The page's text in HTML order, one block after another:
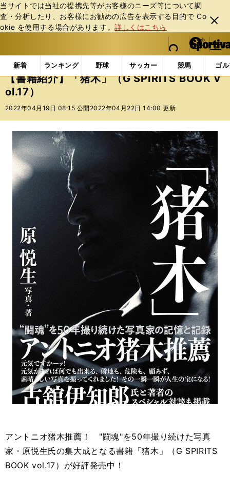
当サイトでは当社の提携先等がお客様のニーズ等について調
査・分析したり、お客様にお勧めの広告を表⽰する⽬的で Co
okie を使⽤する場合があります。詳しくはこちら
閉じ
る
web Sportiva (webスポルティーバ)
検索
マイペ
ー
ジ
メニュ
新着 ランキング 野球 サッカー 競馬 ゴ
b
ス
ポ
ル
バ
インフォメーション 書籍 【書籍紹介】「猪木」（
【書籍紹介】「猪木」（G SPIRITS BOOK v
ol.17）
2022年04月19日 08:15 公開 2022年04月22日 14:00 更新
アントニオ猪木推薦！ "闘魂"を50年撮り続けた写真
家・原悦生氏の集大成となる書籍「猪木」（G SPIRITS
BOOK vol.17）が好評発売中！